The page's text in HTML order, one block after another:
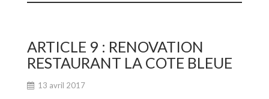
o
o
k
er
ARTICLE 9 : RENOVATION
RESTAURANT LA COTE BLEUE
13 avril 2017